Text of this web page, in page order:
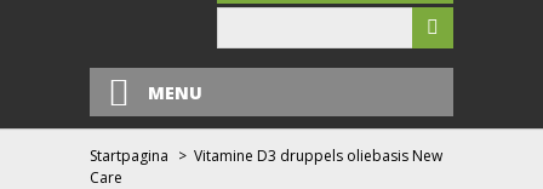
MENU
Startpagina > Vitamine D3 druppels oliebasis New
Care